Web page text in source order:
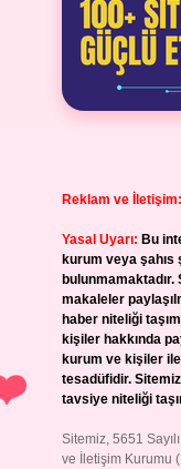
Reklam ve İletişim:
Yasal Uyarı: Bu
kurum veya şahıs
bulunmamaktadır.
makaleler
haber niteliği
kişiler hakkında
kurum ve kişiler
tesadüfidir.
tavsiye niteliği
Sitemiz, 5651
ve İletişim Kurumu